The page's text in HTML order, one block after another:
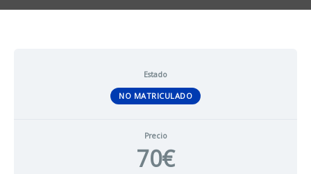
Estado
NO MATRICULADO
Precio
70€